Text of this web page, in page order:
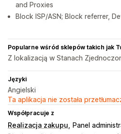
and Proxies
Block ISP/ASN; Block referrer,
Popularne wśród sklepów takich jak
Z lokalizacją w Stanach
Języki
Angielski
Ta aplikacja nie została
Współpracuje z
Realizacja zakupu
Panel